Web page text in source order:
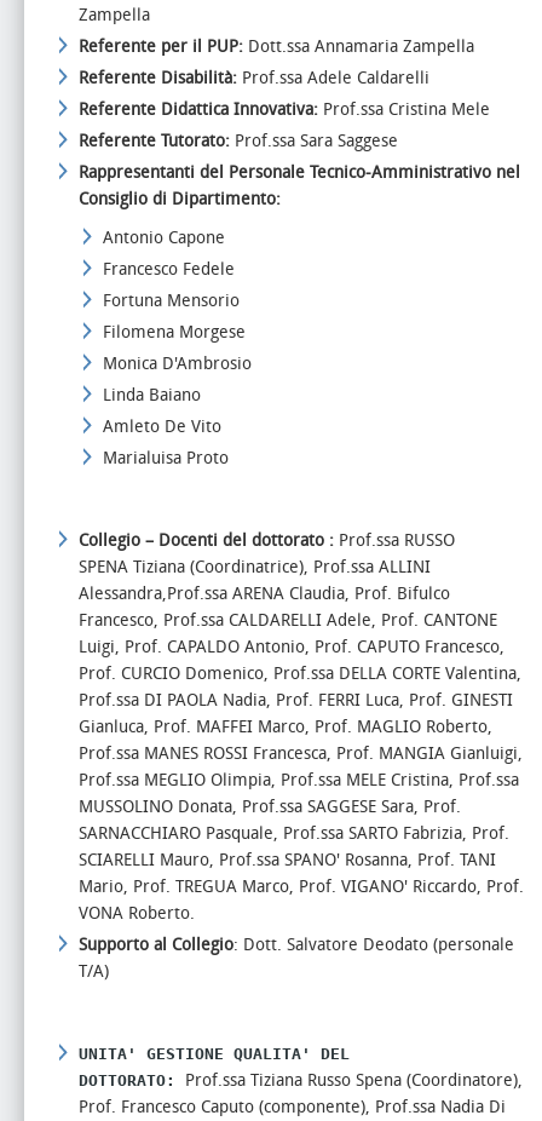
Zampella
Referente per il PUP: Dott.ssa Annamaria Zampella
Referente Disabilità: Prof.ssa Adele Caldarelli
Referente Didattica Innovativa: Prof.ssa Cristina Mele
Referente Tutorato: Prof.ssa Sara Saggese
Rappresentanti del Personale Tecnico-Amministrativo nel
Consiglio di Dipartimento:
Antonio Capone
Francesco Fedele
Fortuna Mensorio
Filomena Morgese
Monica D'Ambrosio
Linda Baiano
Amleto De Vito
Marialuisa Proto
Collegio – Docenti del dottorato : Prof.ssa RUSSO
SPENA Tiziana (Coordinatrice), Prof.ssa ALLINI
Alessandra,Prof.ssa ARENA Claudia, Prof. Bifulco
Francesco, Prof.ssa CALDARELLI Adele, Prof. CANTONE
Luigi, Prof. CAPALDO Antonio, Prof. CAPUTO Francesco,
Prof. CURCIO Domenico, Prof.ssa DELLA CORTE Valentina,
Prof.ssa DI PAOLA Nadia, Prof. FERRI Luca, Prof. GINESTI
Gianluca, Prof. MAFFEI Marco, Prof. MAGLIO Roberto,
Prof.ssa MANES ROSSI Francesca, Prof. MANGIA Gianluigi,
Prof.ssa MEGLIO Olimpia, Prof.ssa MELE Cristina, Prof.ssa
MUSSOLINO Donata, Prof.ssa SAGGESE Sara, Prof.
SARNACCHIARO Pasquale, Prof.ssa SARTO Fabrizia, Prof.
SCIARELLI Mauro, Prof.ssa SPANO' Rosanna, Prof. TANI
Mario, Prof. TREGUA Marco, Prof. VIGANO' Riccardo, Prof.
VONA Roberto.
Supporto al Collegio: Dott. Salvatore Deodato (personale
T/A)
UNITA' GESTIONE QUALITA' DEL
DOTTORATO: Prof.ssa Tiziana Russo Spena (Coordinatore),
Prof. Francesco Caputo (componente), Prof.ssa Nadia Di